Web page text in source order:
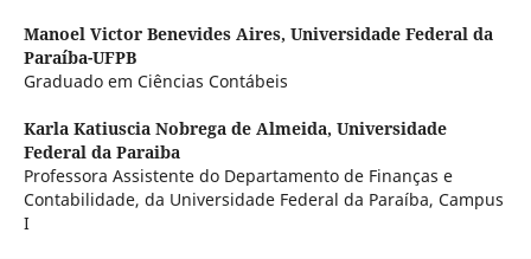
Manoel Victor Benevides Aires, Universidade Federal da
Paraíba-UFPB
Graduado em Ciências Contábeis
Karla Katiuscia Nobrega de Almeida, Universidade
Federal da Paraiba
Professora Assistente do Departamento de Finanças e
Contabilidade, da Universidade Federal da Paraíba, Campus
I